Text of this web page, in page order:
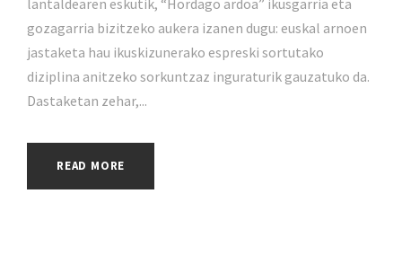
lantaldearen eskutik, “Hordago ardoa” ikusgarria eta
gozagarria bizitzeko aukera izanen dugu: euskal arnoen
jastaketa hau ikuskizunerako espreski sortutako
diziplina anitzeko sorkuntzaz inguraturik gauzatuko da.
Dastaketan zehar,...
READ MORE